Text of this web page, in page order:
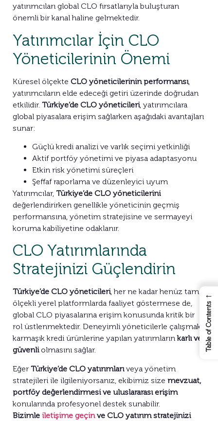
yatırımcıları global CLO fırsatlarıyla buluşturan
önemli bir kanal haline gelmektedir.
Yatırımcılar İçin CLO
Yöneticilerinin Önemi
Küresel ölçekte CLO yöneticilerinin performansı,
yatırımcıların elde edeceği getiri üzerinde doğrudan
etkilidir. Türkiye’de CLO yöneticileri, yatırımcılara
global piyasalara erişim sağlarken aşağıdaki avantajları
sunar:
Güçlü kredi analizi ve varlık seçimi yetkinliği
Aktif portföy yönetimi ve piyasa adaptasyonu
Etkin risk yönetimi süreçleri
Şeffaf raporlama ve düzenleyici uyum
Yatırımcılar, Türkiye’de CLO yöneticilerini
değerlendirirken genellikle yöneticinin geçmiş
performansına, yönetim stratejisine ve sermayeyi
koruma kabiliyetine odaklanır.
CLO Yatırımlarında
Stratejinizi Güçlendirin
Türkiye’de CLO yöneticileri, her ne kadar henüz tam
ölçekli yerel platformlarda faaliyet göstermese de,
global CLO piyasalarına erişim konusunda kritik bir
rol üstlenmektedir. Deneyimli yöneticilerle çalışmak,
karmaşık kredi ürünlerine yapılan yatırımlarınkarlı ve
güvenliolmasını sağlar.
Eğer Türkiye’de CLO yatırımlarıveya yönetim
stratejileri ile ilgileniyorsanız, ekibimiz size mevzuat,
portföy değerlendirmesi ve uluslararası erişim
konularında profesyonel destek sunabilir.
Bizimle iletişime geçinve CLO yatırım stratejinizi
←
Table of Contents